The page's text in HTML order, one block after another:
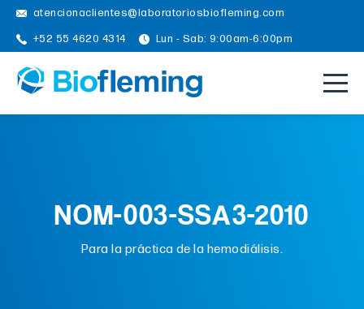
atencionaclientes@laboratoriosbiofleming.com
+52 55 4620 4314
Lun - Sab: 9:00am-6:00pm
NOM-003-SSA3-2010
Para la práctica de la hemodiálisis.